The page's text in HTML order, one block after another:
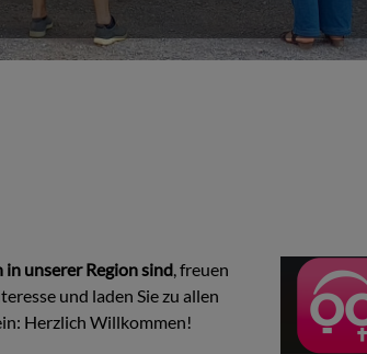
in unserer Region sind, freuen
und laden Sie zu allen
Herzlich Willkommen!